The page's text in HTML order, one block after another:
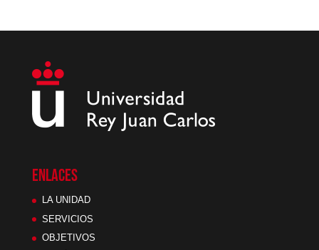
ENLACES
LA UNIDAD
SERVICIOS
OBJETIVOS